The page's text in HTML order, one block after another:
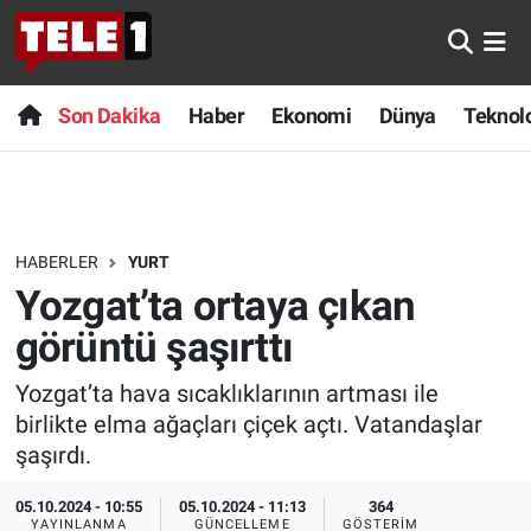
Son Dakika Haber Ekonomi Dünya
HABERLER YURT
Yozgat’ta ortaya çıkan
görüntü şaşırttı
Yozgat’ta hava sıcaklıklarının artması ile
birlikte elma ağaçları çiçek açtı. Vatandaşlar
şaşırdı.
05.10.2024 - 10:55
YAYINLANMA
05.10.2024 - 11:13
GÜNCELLEME
364
GÖSTERIM
Anında Manşet
Başka Sohbetler
Bilim turu
Bilim ve Teknoloji Evreni
Doğa Konuşuyor
Dünya
Ege Saati
Son Dakika
Haber
Dünya
Teknoloji
Sağlık
Spor
Yayın Akışı
Nöbetçi Eczaneler
Hava Durumu
Trafik Durumu
Süper Lig Puan Durumu ve Fikstür
Tüm Manşetler
Son Dakika Haberleri
Haber Arşivi